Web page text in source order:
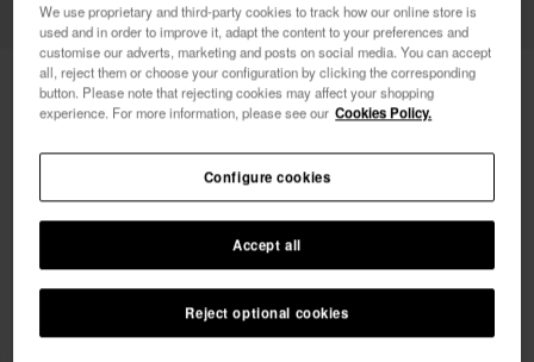
Havaianas Square 30,00 €
je veux 10% de
réduction
We use proprietary and third-party cookies to track how our online store is
used and in order to improve it, adapt the content to your preferences and
customise our adverts, marketing and posts on social media. You can accept
all, reject them or choose your configuration by clicking the corresponding
button. Please note that rejecting cookies may affect your shopping
experience. For more information, please see our Cookies Policy.
Reject optional cookies
Accept all
Configure cookies